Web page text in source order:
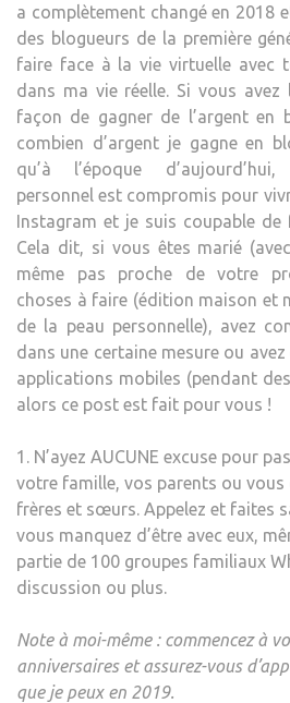
a complètement changé en 2018
des blogueurs de la première
faire face à la vie virtuelle avec
dans ma vie réelle. Si vous
façon de gagner de l’argent en
combien d’argent je gagne en
qu’à l’époque
personnel est compromis pour
Instagram et je suis coupable de
Cela dit, si vous êtes marié
même pas proche de votre
choses à faire (édition maison et
de la peau personnelle), avez
dans une certaine mesure ou
applications mobiles (pendant
alors ce post est fait pour vous !
1. N’ayez AUCUNE excuse pour
votre famille, vos parents ou vous
frères et sœurs. Appelez et faites
vous manquez d’être avec eux,
partie de 100 groupes familiaux
discussion ou plus.
Note à moi-même : commencez à
anniversaires et assurez-vous
que je peux en 2019.